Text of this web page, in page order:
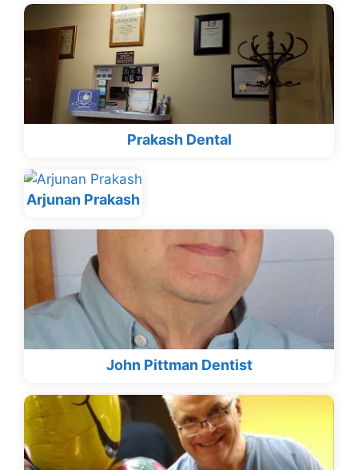
Prakash Dental
Arjunan Prakash
John Pittman Dentist